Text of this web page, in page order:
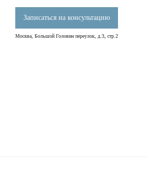
Записаться на консультацию
Москва, Большой Головин переулок, д.3, стр.2